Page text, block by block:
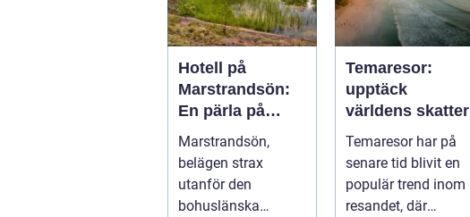
Hotell på
Marstrandsön:
En pärla på
västkusten
Marstrandsön,
belägen strax
utanför den
bohuslänska
Temaresor:
upptäck
världens skatter
Temaresor har på
senare tid blivit en
populär trend inom
resandet, där